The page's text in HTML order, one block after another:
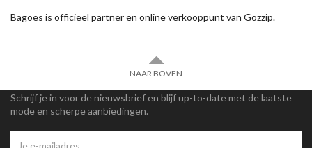
Bagoes is officieel partner en online verkooppunt van Gozzip.
NAAR BOVEN
Schrijf je in voor de nieuwsbrief en blijf up-to-date met de laatste
mode en scherpe aanbiedingen.